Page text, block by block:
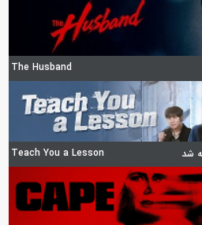
The Husband
Teach You a Lesson